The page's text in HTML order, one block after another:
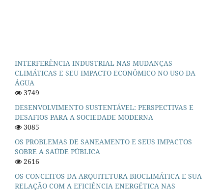
INTERFERÊNCIA INDUSTRIAL NAS MUDANÇAS
CLIMÁTICAS E SEU IMPACTO ECONÔMICO NO USO DA
ÁGUA
3749
DESENVOLVIMENTO SUSTENTÁVEL: PERSPECTIVAS E
DESAFIOS PARA A SOCIEDADE MODERNA
3085
OS PROBLEMAS DE SANEAMENTO E SEUS IMPACTOS
SOBRE A SAÚDE PÚBLICA
2616
OS CONCEITOS DA ARQUITETURA BIOCLIMÁTICA E SUA
RELAÇÃO COM A EFICIÊNCIA ENERGÉTICA NAS